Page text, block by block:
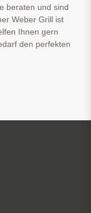
beraten und sind
Weber Grill ist
Ihnen gern
den perfekten